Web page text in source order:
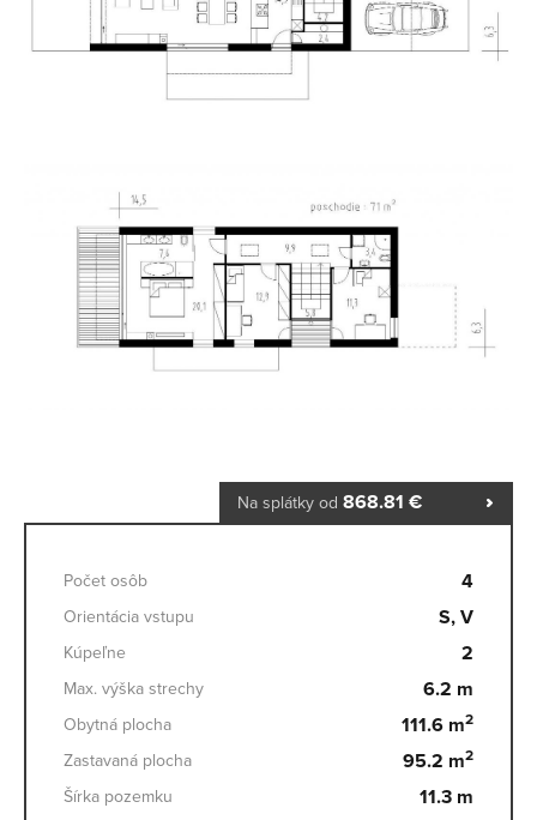
Na splátky od 868.81 €
Počet osôb 4
Orientácia vstupu S, V
Kúpeľne 2
Max. výška strechy 6.2 m
Obytná plocha 111.6 m2
Zastavaná plocha 95.2 m2
Šírka pozemku 11.3 m